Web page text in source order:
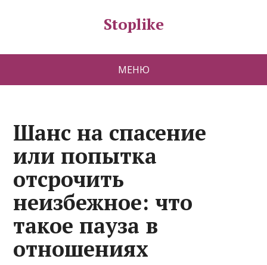
Stoplike
МЕНЮ
Шанс на спасение
или попытка
отсрочить
неизбежное: что
такое пауза в
отношениях